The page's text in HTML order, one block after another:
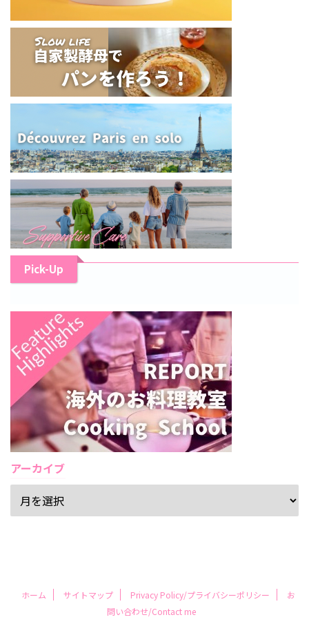
Pick-Up
アーカイブ
ホーム サイトマップ Privacy Policy/プライバシーポリシー
お
問い合わせ/Contact me